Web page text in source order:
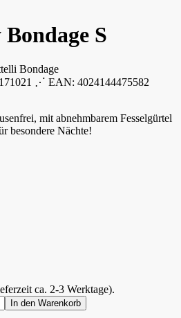
S
Bondage
⋰ EAN: 4024144475582
mit abnehmbarem Fesselgürtel
besondere Nächte!
ca. 2-3 Werktage).
In den Warenkorb